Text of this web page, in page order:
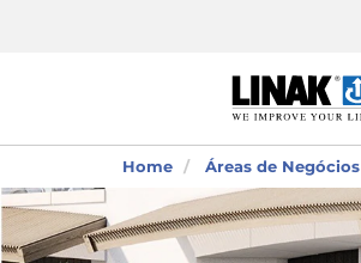
Home Áreas de Negócios